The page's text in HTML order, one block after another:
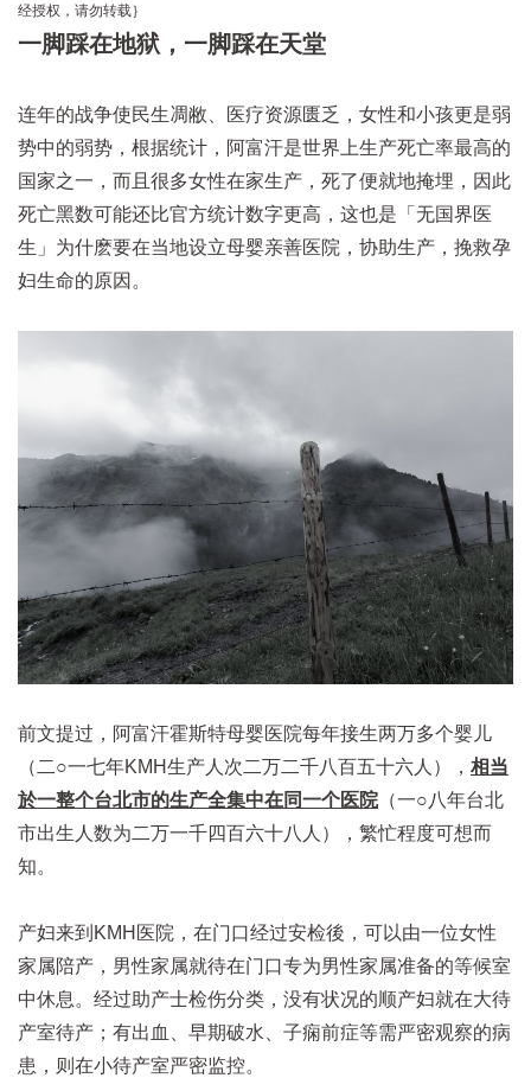
经授权，请勿转载｝
一脚踩在地狱，一脚踩在天堂
连年的战争使民生凋敝、医疗资源匮乏，女性和小孩更是弱
势中的弱势，根据统计，阿富汗是世界上生产死亡率最高的
国家之一，而且很多女性在家生产，死了便就地掩埋，因此
死亡黑数可能还比官方统计数字更高 ，这也是「无国界医
生」为什麽要在当地设立母婴亲善医院，协助生产，挽救孕
妇生命的原因。
前文提过，阿富汗霍斯特母婴医院每年接生两万多个婴儿
（二○一七年KMH生产人次二万二千八百五十六人）， 相当
於一整个台北市的生产全集中在同一个医院（一○八年台北
市出生人数为二万一千四百六十八人），繁忙程度可想而
知。
产妇来到KMH医院，在门口经过安检後，可以由一位女性
家属陪产，男性家属就待在门口专为男性家属准备的等候室
中休息。经过助产士检伤分类，没有状况的顺产妇就在大待
产室待产；有出血、早期破水、子痫前症等需严密观察的病
患，则在小待产室严密监控。